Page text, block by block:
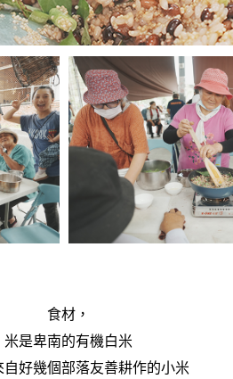
食材，
米是卑南的有機白米
好幾個部落友善耕作的小米